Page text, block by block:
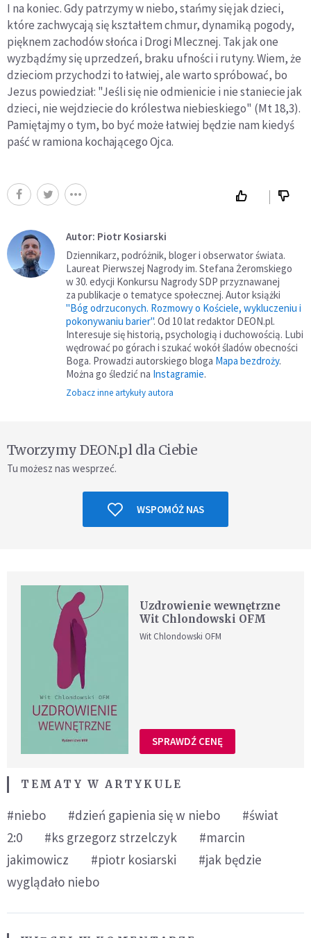
I na koniec. Gdy patrzymy w niebo, stańmy się jak dzieci,
które zachwycają się kształtem chmur, dynamiką pogody,
pięknem zachodów słońca i Drogi Mlecznej. Tak jak one
wyzbądźmy się uprzedzeń, braku ufności i rutyny. Wiem, że
dzieciom przychodzi to łatwiej, ale warto spróbować, bo
Jezus powiedział: "Jeśli się nie odmienicie i nie staniecie jak
dzieci, nie wejdziecie do królestwa niebieskiego" (Mt 18,3).
Pamiętajmy o tym, bo być może łatwiej będzie nam kiedyś
paść w ramiona kochającego Ojca.
Autor: Piotr Kosiarski
Dziennikarz, podróżnik, bloger i obserwator świata.
Laureat Pierwszej Nagrody im. Stefana Żeromskiego
w 30. edycji Konkursu Nagrody SDP przyznawanej
za publikacje o tematyce społecznej. Autor książki
"Bóg odrzuconych. Rozmowy o Kościele, wykluczeniu i
pokonywaniu barier". Od 10 lat redaktor DEON.pl.
Interesuje się historią, psychologią i duchowością. Lubi
wędrować po górach i szukać wokół śladów obecności
Boga. Prowadzi autorskiego bloga Mapa bezdroży.
Można go śledzić na Instagramie.
Zobacz inne artykuły autora
Tworzymy DEON.pl dla Ciebie
Tu możesz nas wesprzeć.
WSPOMÓŻ NAS
Uzdrowienie wewnętrzne
Wit Chlondowski OFM
Wit Chlondowski OFM
SPRAWDŹ CENĘ
TEMATY W ARTYKULE
#niebo #dzień gapienia się w niebo
#świat
2:0
#ks grzegorz strzelczyk
#marcin
jakimowicz
#piotr kosiarski
#jak będzie
wyglądało niebo